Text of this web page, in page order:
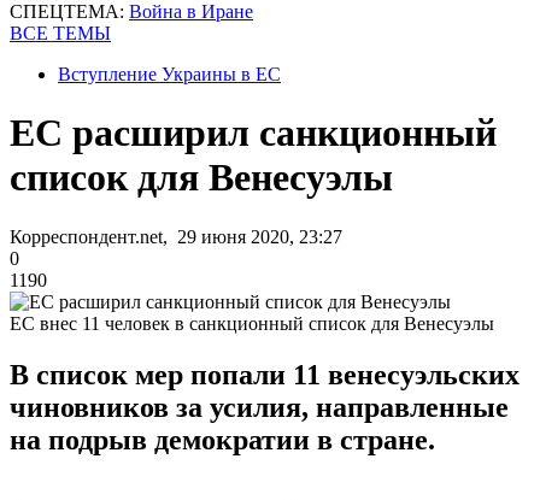
СПЕЦТЕМА: Война в Иране
ВСЕ ТЕМЫ
Вступление Украины в ЕС
ЕС расширил санкционный
список для Венесуэлы
Корреспондент.net, 29 июня 2020, 23:27
0
1190
ЕC внес 11 человек в санкционный список для Венесуэлы
В список мер попали 11 венесуэльских
чиновников за усилия, направленные
на подрыв демократии в стране.